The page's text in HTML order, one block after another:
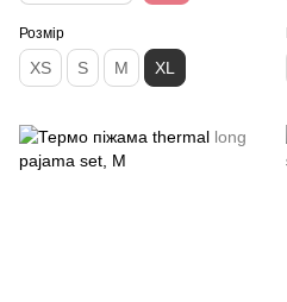
Розмір
XS S M XL